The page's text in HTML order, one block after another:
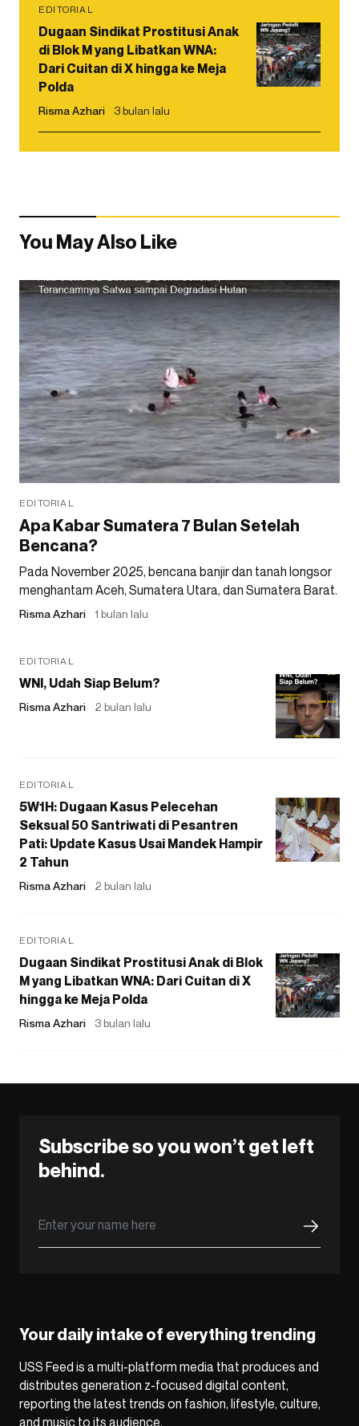
EDITORIAL
Dugaan Sindikat Prostitusi Anak
di Blok M yang Libatkan WNA:
Dari Cuitan di X hingga ke Meja
Polda
Risma Azhari 3 bulan lalu
You May Also Like
EDITORIAL
Apa Kabar Sumatera 7 Bulan Setelah
Bencana?
Pada November 2025, bencana banjir dan tanah longsor
menghantam Aceh, Sumatera Utara, dan Sumatera Barat.
Risma Azhari 1 bulan lalu
EDITORIAL
WNI, Udah Siap Belum?
Risma Azhari 2 bulan lalu
EDITORIAL
5W1H: Dugaan Kasus Pelecehan
Seksual 50 Santriwati di Pesantren
Pati: Update Kasus Usai Mandek Hampir
2 Tahun
Risma Azhari 2 bulan lalu
EDITORIAL
Dugaan Sindikat Prostitusi Anak di Blok
M yang Libatkan WNA: Dari Cuitan di X
hingga ke Meja Polda
Risma Azhari 3 bulan lalu
Subscribe so you won’t get left
behind.
Your daily intake of everything trending
USS Feed is a multi-platform media that produces and
distributes generation z-focused digital content,
reporting the latest trends on fashion, lifestyle, culture,
and music to its audience.